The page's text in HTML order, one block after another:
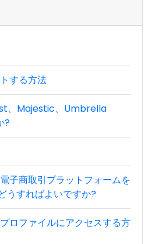
する方法
、Majestic、Umbrella
?
子商取引プラットフォームを
うすればよいですか?
ロファイルにアクセスする方